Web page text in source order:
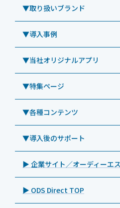
Windowsタブレット TW2A-
Windowsタブレット TW2A-
Windowsタブレット TW2A-N9LT
Windowsタブレット TW2A-E9LT
Androidタブレット TA2C-NF8
Androidタブレット TA2C-NF8BL
Androidタブレット TA2C-CS8
Androidタブレット TA2C-CS8BL
Androidタブレット TA2C-DR94G
Androidタブレット TA2C-M8AC
Androidタブレット TA2C-M8
コールセンター
CRMシステム「カイゼンコール」
リペアサービス
教育機関向けiPad修理パック
社内ヘルプデスク代行サービス
教育機関向けiPad管理運用パッ
教育機関向けICT支援ソリューシ
教育機関向けネットワーク機器
キッティング
自治体向けDXソリューションサ
法人向けiPad修理＆デバイス買
▼取り扱いブランド
ODS（オーディーエス）
LG（エルジー）
ViewSonic（ビューソニック）
PHILIPS（フィリップス）
DynaScan（ダイナスキャン）
SAMSUNG（サムスン）
Goodview（グッドビュー）
Cloudpoint（クラウドポイント
BenQ（ベンキュー）
Magconn（マグコン）
▼導入事例
導入事例（業務用タブレット、
事例：業務用タブレット端末
事例：業務用サイネージ・プロ
事例：業務用オーディオ・その他
事例：サービス
▼当社オリジナルアプリ
業務効率化アプリ「NFCオプティ
サポート支援アプリ「ログ送信
MDMアプリ「Tablet Control」
▼特集ページ
業務用タブレット
>特長1：USB Type-Aポート
>特長2：microHDMIポート
>特長3：AC常時給電タイプ
>飲食向けタブレット
>ホテル向けタブレット
▼各種コンテンツ
特集記事
製品カタログ
プレスリリース
製品写真
▼導入後のサポート
オーディーエスPCカスタマーセ
▶ 企業サイト／オーディーエ
▶ ODS Direct TOP